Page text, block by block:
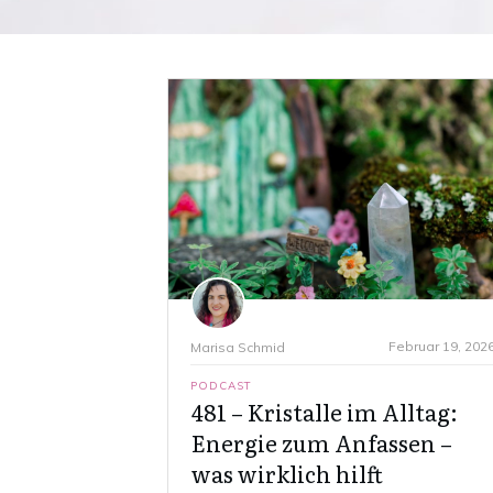
Marisa Schmid Februar 19,
PODCAST
481 – Kristalle im Alltag:
Energie zum Anfassen –
was wirklich hilft